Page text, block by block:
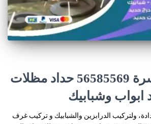
معلم حداد السرة 56585569 حداد مظلات
ابواب وشبابيك
ولتركيب الدرابزين والشبابيك و تركيب غرف